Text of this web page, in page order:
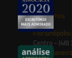
Onde estamos
Florianópolis:
Centro -
Rio de